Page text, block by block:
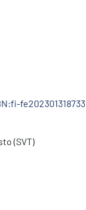
fe202301318733
(SVT)